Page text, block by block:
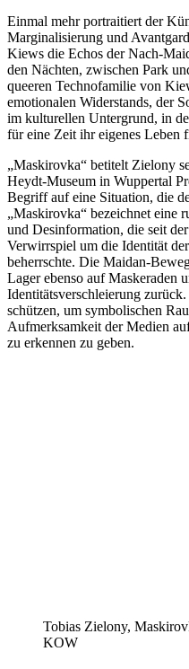
Einmal mehr portraitiert der
Marginalisierung und
Kiews die Echos der Nach-
den Nächten, zwischen Park
queeren Technofamilie von
emotionalen Widerstands, der
im kulturellen Untergrund, in
für eine Zeit ihr eigenes Leben
„Maskirovka“ betitelt Zielony
Heydt-Museum in Wuppertal
Begriff auf eine Situation, die
„Maskirovka“ bezeichnet eine
und Desinformation, die seit
Verwirrspiel um die Identität
beherrschte. Die Maidan-
Lager ebenso auf Maskeraden
Identitätsverschleierung
schützen, um symbolischen
Aufmerksamkeit der Medien
zu erkennen zu geben.
Tobias Zielony,
KOW